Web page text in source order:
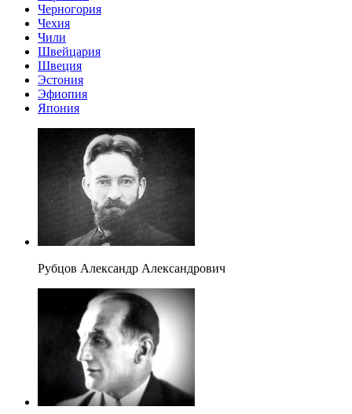
Черногория
Чехия
Чили
Швейцария
Швеция
Эстония
Эфиопия
Япония
Рубцов Александр Александрович